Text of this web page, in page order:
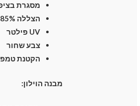
מסגרת
הצללה 85%
UV פילטר
צבע שחור
הקטנת
מבנה הוילון: